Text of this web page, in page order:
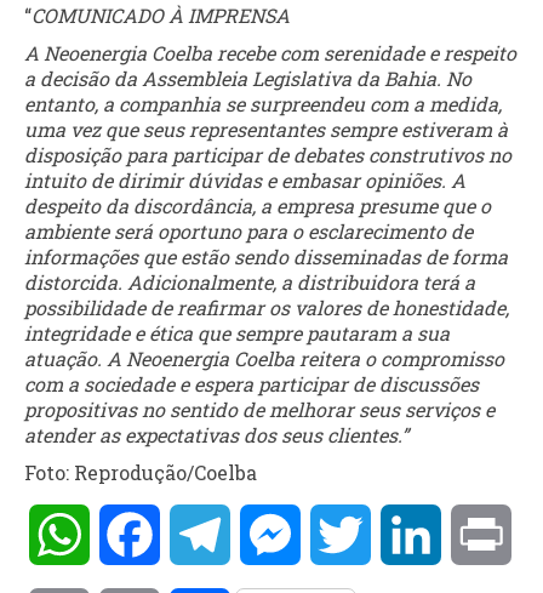
“COMUNICADO À IMPRENSA
A Neoenergia Coelba recebe com serenidade e respeito
a decisão da Assembleia Legislativa da Bahia. No
entanto, a companhia se surpreendeu com a medida,
uma vez que seus representantes sempre estiveram à
disposição para participar de debates construtivos no
intuito de dirimir dúvidas e embasar opiniões. A
despeito da discordância, a empresa presume que o
ambiente será oportuno para o esclarecimento de
informações que estão sendo disseminadas de forma
distorcida. Adicionalmente, a distribuidora terá a
possibilidade de reafirmar os valores de honestidade,
integridade e ética que sempre pautaram a sua
atuação. A Neoenergia Coelba reitera o compromisso
com a sociedade e espera participar de discussões
propositivas no sentido de melhorar seus serviços e
atender as expectativas dos seus clientes.”
Foto: Reprodução/Coelba
WhatsAppFacebookTelegramMessengerTwitter LinkedIn